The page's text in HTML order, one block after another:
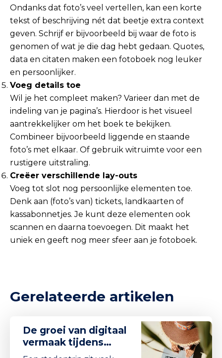
Ondanks dat foto’s veel vertellen, kan een korte
tekst of beschrijving nét dat beetje extra context
geven. Schrijf er bijvoorbeeld bij waar de foto is
genomen of wat je die dag hebt gedaan. Quotes,
data en citaten maken een fotoboek nog leuker
en persoonlijker.
Voeg details toe
Wil je het compleet maken? Varieer dan met de
indeling van je pagina’s. Hierdoor is het visueel
aantrekkelijker om het boek te bekijken.
Combineer bijvoorbeeld liggende en staande
foto’s met elkaar. Of gebruik witruimte voor een
rustigere uitstraling.
Creëer verschillende lay-outs
Voeg tot slot nog persoonlijke elementen toe.
Denk aan (foto’s van) tickets, landkaarten of
kassabonnetjes. Je kunt deze elementen ook
scannen en daarna toevoegen. Dit maakt het
uniek en geeft nog meer sfeer aan je fotoboek.
Gerelateerde artikelen
De groei van digitaal
vermaak tijdens
stedentrips